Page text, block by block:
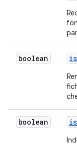
boolean is
boolean is